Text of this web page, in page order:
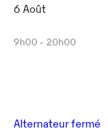
6 Août
9h00 - 20h00
Alternateur fermé